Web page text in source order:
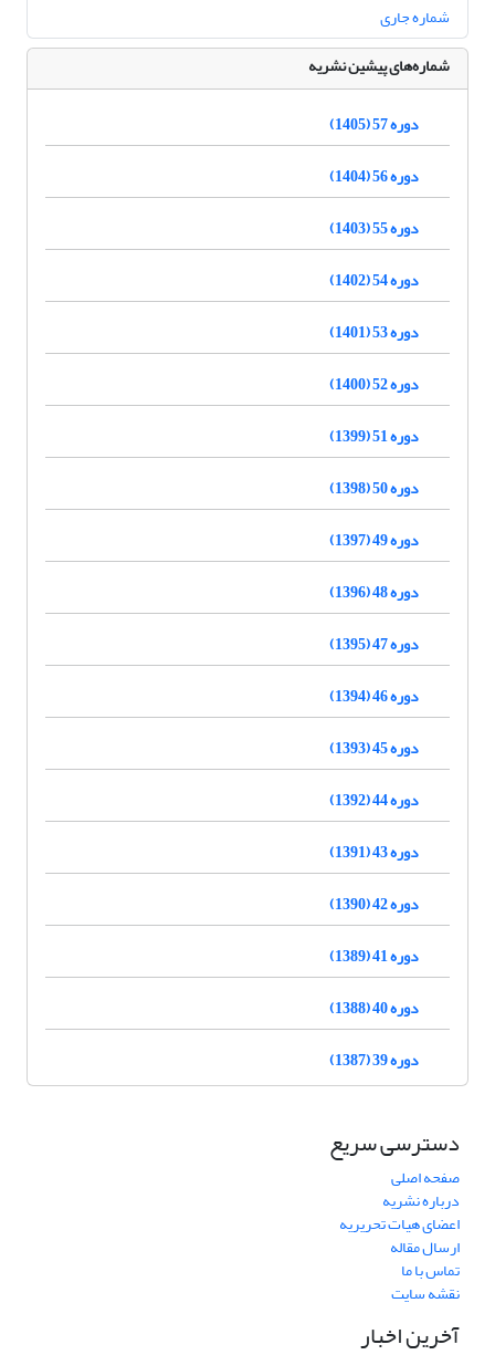
شماره جاری
شماره‌های پیشین نشریه
دوره 57 (1405)
دوره 56 (1404)
دوره 55 (1403)
دوره 54 (1402)
دوره 53 (1401)
دوره 52 (1400)
دوره 51 (1399)
دوره 50 (1398)
دوره 49 (1397)
دوره 48 (1396)
دوره 47 (1395)
دوره 46 (1394)
دوره 45 (1393)
دوره 44 (1392)
دوره 43 (1391)
دوره 42 (1390)
دوره 41 (1389)
دوره 40 (1388)
دوره 39 (1387)
دسترسی سریع
صفحه اصلی
درباره نشریه
اعضای هیات تحریریه
ارسال مقاله
تماس با ما
نقشه سایت
آخرین اخبار